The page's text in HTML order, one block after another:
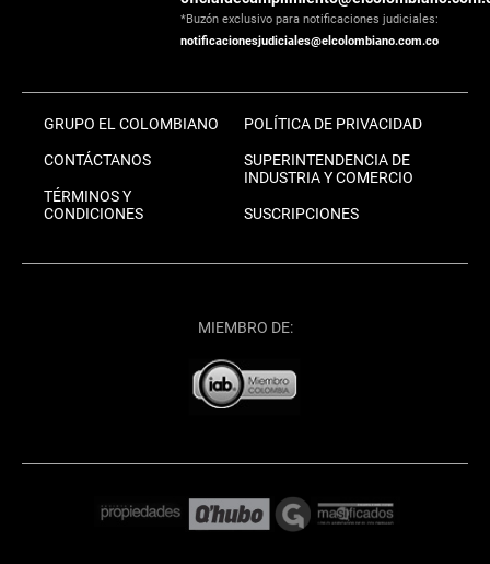
*Buzón exclusivo para notificaciones judiciales:
notificacionesjudiciales@elcolombiano.com.co
GRUPO EL COLOMBIANO
CONTÁCTANOS
TÉRMINOS Y
CONDICIONES
POLÍTICA DE PRIVACIDAD
SUPERINTENDENCIA DE
INDUSTRIA Y COMERCIO
SUSCRIPCIONES
MIEMBRO DE: